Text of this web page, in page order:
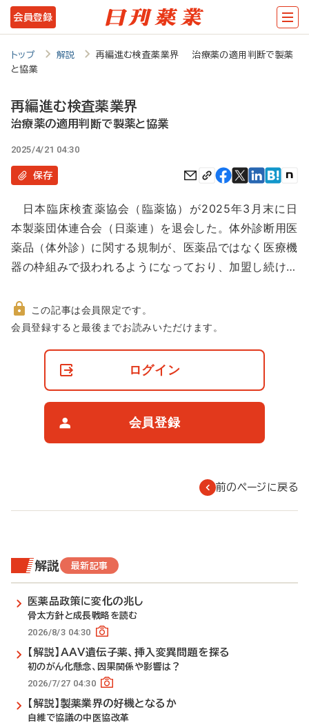
メ
イ
ン
テ
ツ
に
動
会員登録
トップ 解説
再編進む検査薬業界 治療薬の適用判断で製薬
と協業
再編進む検査薬業界
治療薬の適用判断で製薬と協業
2025/4/21 04:30
保存
日本臨床検査薬協会（臨薬協）が2025年3月末に日
本製薬団体連合会（日薬連）を退会した。体外診断用医
薬品（体外診）に関する規制が、医薬品ではなく医療機
器の枠組みで扱われるようになっており、加盟し続け…
非
この記事は会員限定です。
会員登録すると最後までお読みいただけます。
ログイン
会員登録
前のページに戻る
解説 最新記事
医薬品政策に変化の兆し
骨太方針と成長戦略を読む
2026/8/3 04:30
【解説】AAV遺伝子薬、挿入変異問題を探る
初のがん化懸念、因果関係や影響は？
2026/7/27 04:30
【解説】製薬業界の好機となるか
自維で協議の中医協改革